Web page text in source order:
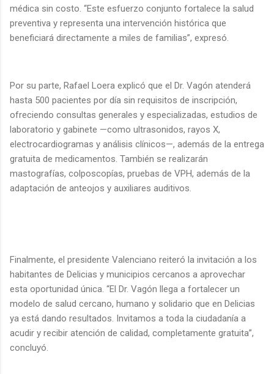
médica sin costo. “Este esfuerzo conjunto fortalece la salud
preventiva y representa una intervención histórica que
beneficiará directamente a miles de familias”, expresó.
Por su parte, Rafael Loera explicó que el Dr. Vagón atenderá
hasta 500 pacientes por día sin requisitos de inscripción,
ofreciendo consultas generales y especializadas, estudios de
laboratorio y gabinete —como ultrasonidos, rayos X,
electrocardiogramas y análisis clínicos—, además de la entrega
gratuita de medicamentos. También se realizarán
mastografías, colposcopías, pruebas de VPH, además de la
adaptación de anteojos y auxiliares auditivos.
Finalmente, el presidente Valenciano reiteró la invitación a los
habitantes de Delicias y municipios cercanos a aprovechar
esta oportunidad única. “El Dr. Vagón llega a fortalecer un
modelo de salud cercano, humano y solidario que en Delicias
ya está dando resultados. Invitamos a toda la ciudadanía a
acudir y recibir atención de calidad, completamente gratuita”,
concluyó.